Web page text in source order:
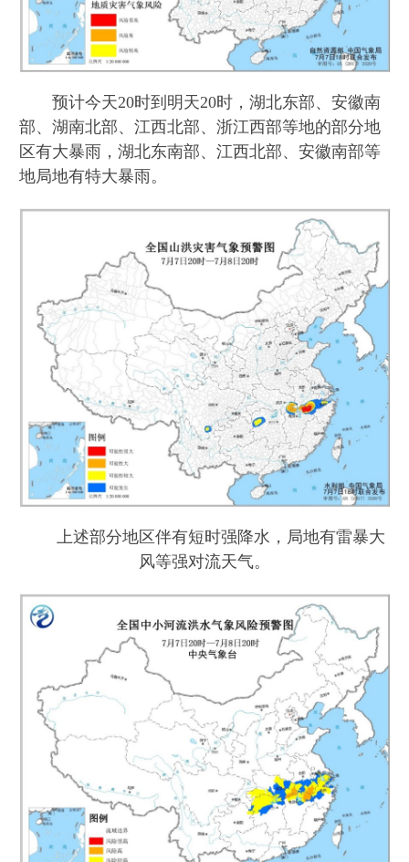
预计今天20时到明天20时，湖北东部、安徽南
部、湖南北部、江西北部、浙江西部等地的部分地
区有大暴雨，湖北东南部、江西北部、安徽南部等
地局地有特大暴雨。
上述部分地区伴有短时强降水，局地有雷暴大
风等强对流天气。